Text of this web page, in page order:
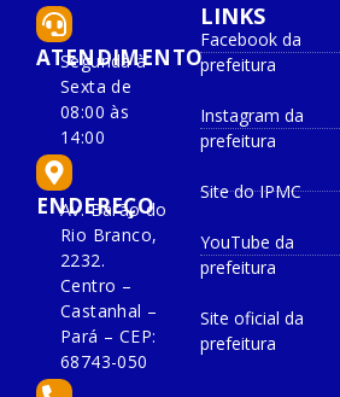
ATENDIMENTO
Segunda à
Sexta de
08:00 às
14:00
ENDEREÇO
Av. Barão do
Rio Branco,
2232.
Centro –
Castanhal –
Pará – CEP:
68743-050
LINKS
Facebook da
prefeitura
Instagram da
prefeitura
Site do IPMC
YouTube da
prefeitura
Site oficial da
prefeitura